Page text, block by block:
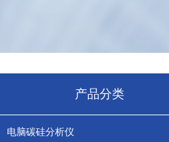
产品分类
电脑碳硅分析仪